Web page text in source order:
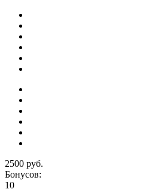
2500 руб.
Бонусов:
10